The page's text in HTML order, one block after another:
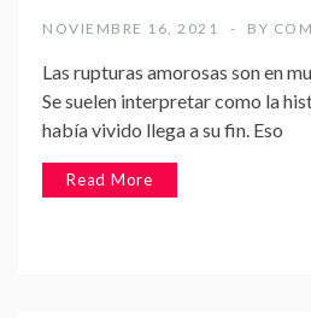
NOVIEMBRE 16, 2021 BY
Las rupturas amorosas son en
Se suelen interpretar como la
había vivido llega a su fin. Eso
Read More